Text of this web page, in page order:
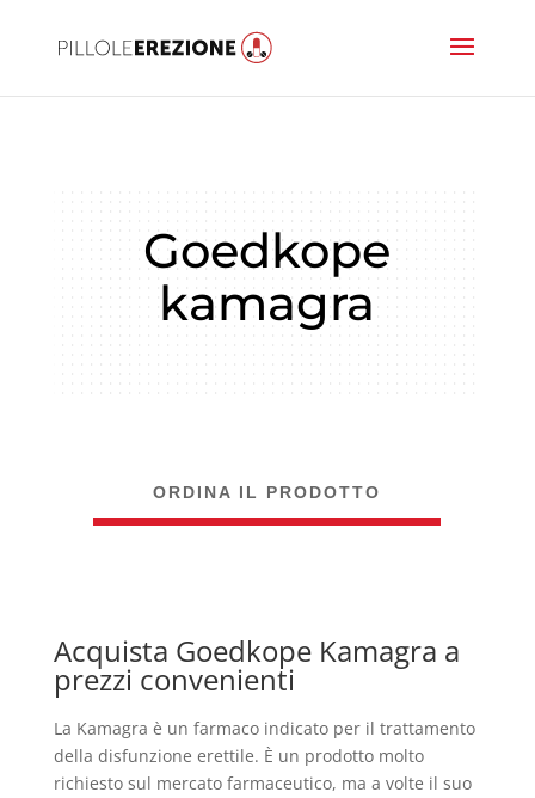
Goedkope
kamagra
ORDINA IL PRODOTTO
Acquista Goedkope Kamagra a
prezzi convenienti
La Kamagra è un farmaco indicato per il trattamento
della disfunzione erettile. È un prodotto molto
richiesto sul mercato farmaceutico, ma a volte il suo